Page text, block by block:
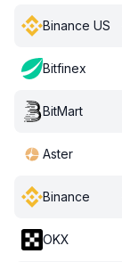
Binance US
Bitfinex
BitMart
Aster
Binance
OKX